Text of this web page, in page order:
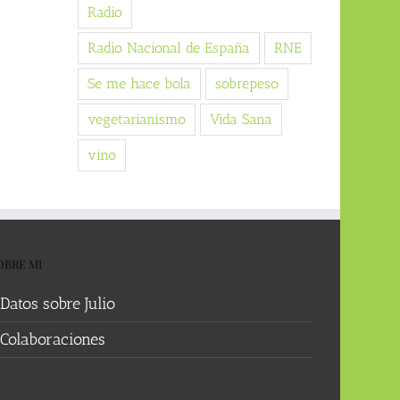
Radio
Radio Nacional de España RNE
Se me hace bola sobrepeso
vegetarianismo Vida Sana
vino
MI
Datos sobre Julio
Colaboraciones